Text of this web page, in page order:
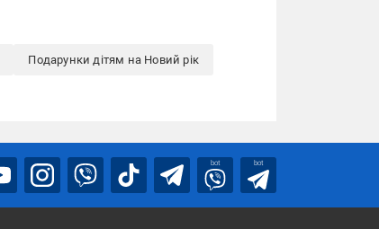
Подарунки дітям на Новий рік
bot bot